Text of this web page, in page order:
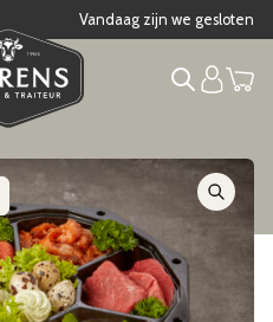
Vandaag zijn we gesloten